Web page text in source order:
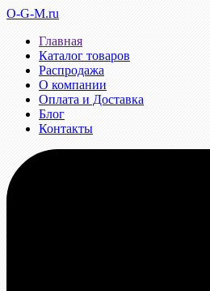
O-G-M.ru
Главная
Каталог товаров
Распродажа
О компании
Оплата и Доставка
Блог
Контакты